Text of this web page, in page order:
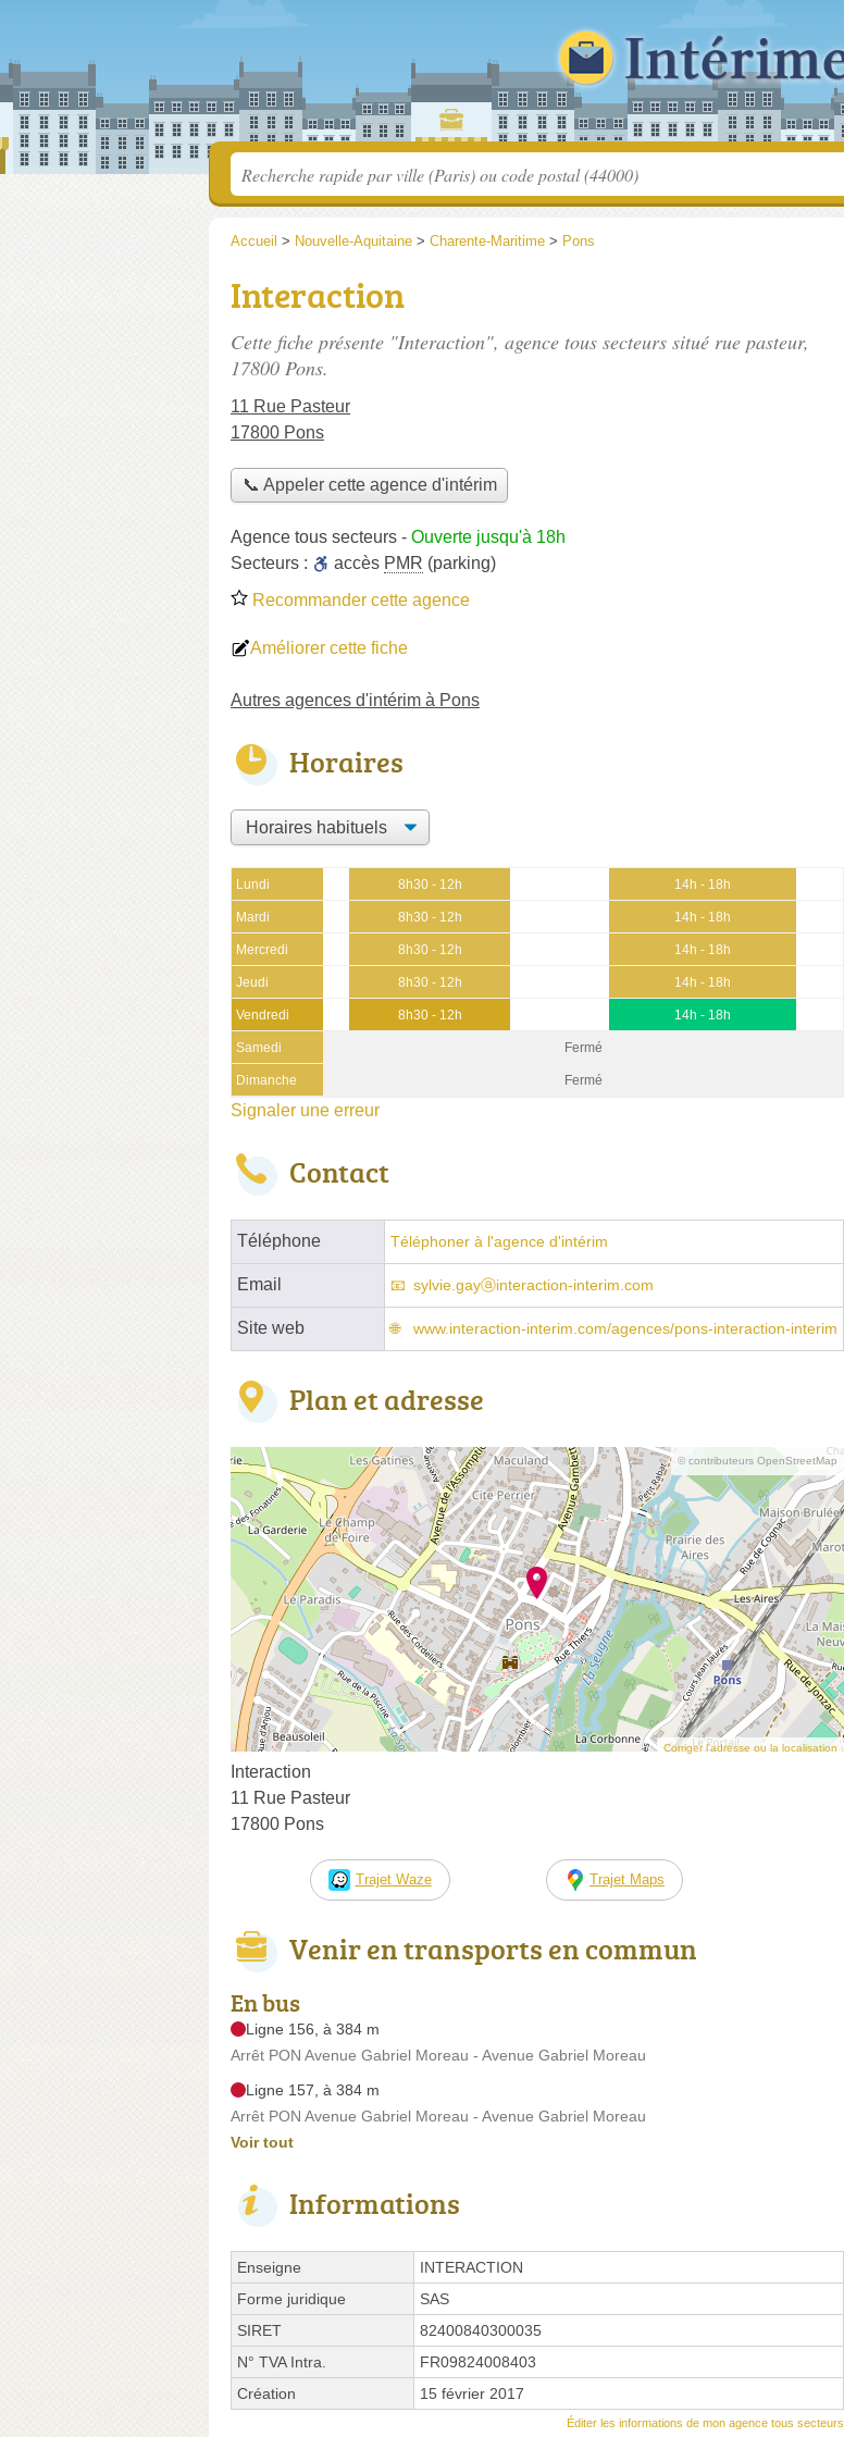
Accueil > Nouvelle-Aquitaine > Charente-Maritime > Pons
Interaction
Cette fiche présente "Interaction", agence tous secteurs situé rue pasteur,
17800 Pons.
11 Rue Pasteur
17800 Pons
📞 Appeler cette agence d'intérim
Agence tous secteurs - Ouverte jusqu'à 18h
Secteurs :
accès PMR (parking)
Recommander cette agence
Améliorer cette fiche
Autres agences d'intérim à Pons
Horaires
Lundi 8h30 - 12h 14h - 18h
Mardi 8h30 - 12h 14h - 18h
Mercredi 8h30 - 12h 14h - 18h
Jeudi 8h30 - 12h 14h - 18h
Vendredi 8h30 - 12h 14h - 18h
Samedi Fermé
Dimanche Fermé
Signaler une erreur
Contact
Téléphone Téléphoner à l'agence d'intérim
Email sylvie.gayⓐinteraction-interim.com
Site web www.interaction-interim.com/agences/pons-interaction-interim
Plan et adresse
© contributeurs OpenStreetMap
Corriger l’adresse ou la localisation
Interaction
11 Rue Pasteur
17800 Pons
Trajet Waze Trajet Maps
Venir en transports en commun
En bus
Ligne 156, à 384 m
Arrêt PON Avenue Gabriel Moreau - Avenue Gabriel Moreau
Ligne 157, à 384 m
Arrêt PON Avenue Gabriel Moreau - Avenue Gabriel Moreau
Voir tout
Informations
Enseigne
INTERACTION
Forme juridique
SAS
SIRET
82400840300035
N° TVA Intra.
FR09824008403
Création
15 février 2017
Éditer les informations de mon agence tous secteurs